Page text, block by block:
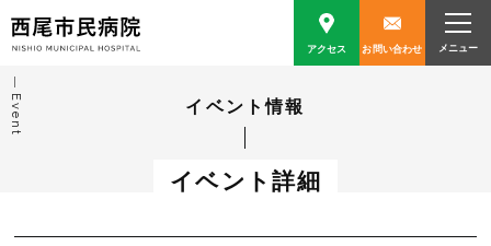
アクセス お問い合わせ
Event イベント情報
イベント詳細